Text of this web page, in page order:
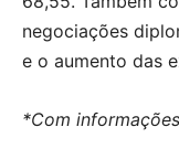
negociações
e o aumento das
*Com